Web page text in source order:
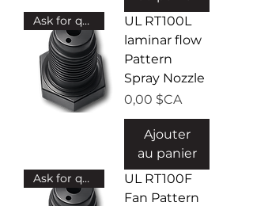
Ask for quote!
UL RT100L
laminar flow
Pattern
Spray Nozzle
Prix
0,00 $CA
Ajouter
au panier
Ask for quote!
UL RT100F
Fan Pattern